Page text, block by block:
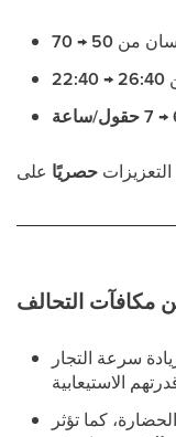
من 50 → 70
26:40 → 22:40
حصريًا
مكافآت التحالف
سرعة التجار
كما تؤثر